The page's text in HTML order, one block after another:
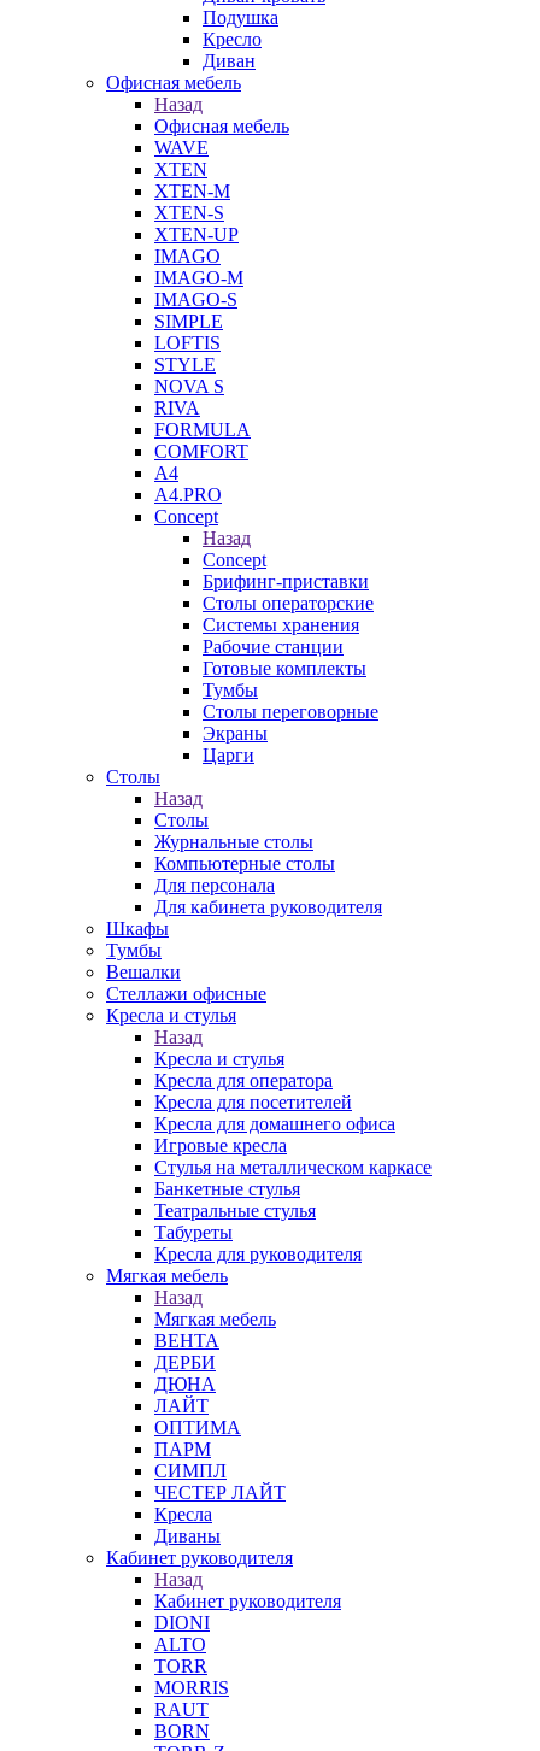
Подушка
Кресло
Диван
Офисная мебель
Назад
Офисная мебель
WAVE
XTEN
XTEN-M
XTEN-S
XTEN-UP
IMAGO
IMAGO-M
IMAGO-S
SIMPLE
LOFTIS
STYLE
NOVA S
RIVA
FORMULA
COMFORT
A4
A4.PRO
Concept
Назад
Concept
Брифинг-приставки
Столы операторские
Системы хранения
Рабочие станции
Готовые комплекты
Тумбы
Столы переговорные
Экраны
Царги
Столы
Назад
Столы
Журнальные столы
Компьютерные столы
Для персонала
Для кабинета руководителя
Шкафы
Тумбы
Вешалки
Стеллажи офисные
Кресла и стулья
Назад
Кресла и стулья
Кресла для оператора
Кресла для посетителей
Кресла для домашнего офиса
Игровые кресла
Стулья на металлическом каркасе
Банкетные стулья
Театральные стулья
Табуреты
Кресла для руководителя
Мягкая мебель
Назад
Мягкая мебель
ВЕНТА
ДЕРБИ
ДЮНА
ЛАЙТ
ОПТИМА
ПАРМ
СИМПЛ
ЧЕСТЕР ЛАЙТ
Кресла
Диваны
Кабинет руководителя
Назад
Кабинет руководителя
DIONI
ALTO
TORR
MORRIS
RAUT
BORN